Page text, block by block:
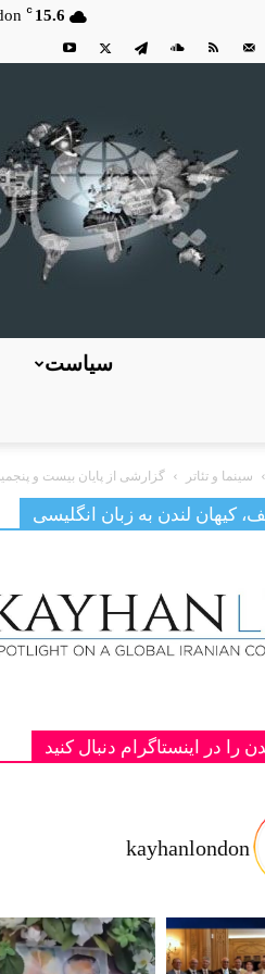
15.6
C
سیاست
سینما و تئاتر گزارشی از پایان بیست و
کیهان لندن به زبان انگلیسی
را در اینستاگرام دنبال کنید
kayhanlondon
فقید پهلوی ج